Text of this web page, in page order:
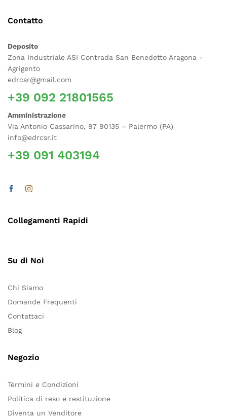
Contatto
Deposito
Zona Industriale ASI Contrada San Benedetto Aragona -
Agrigento
edrcsr@gmail.com
+39 092 21801565
Amministrazione
Via Antonio Cassarino, 97 90135 – Palermo (PA)
info@edrcsr.it
+39 091 403194
Collegamenti Rapidi
Su di Noi
Chi Siamo
Domande Frequenti
Contattaci
Blog
Negozio
Termini e Condizioni
Politica di reso e restituzione
Diventa un Venditore